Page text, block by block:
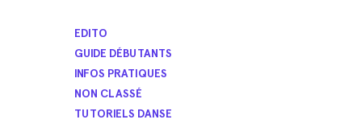
EDITO
GUIDE DÉBUTANTS
INFOS PRATIQUES
NON CLASSÉ
TUTORIELS DANSE